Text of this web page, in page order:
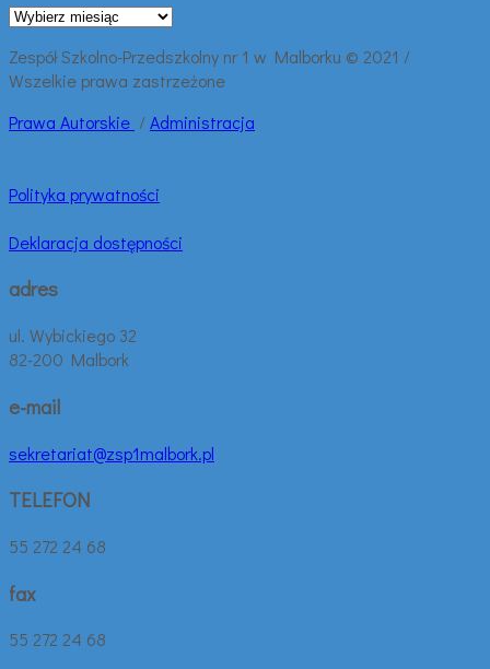
Archiwalne
Zespół Szkolno-Przedszkolny nr 1 w Malborku © 2021 /
Wszelkie prawa zastrzeżone
Prawa Autorskie /Administracja
Polityka prywatności
Deklaracja dostępności
adres
ul. Wybickiego 32
82-200 Malbork
e-mail
sekretariat@zsp1malbork.pl
TELEFON
55 272 24 68
fax
55 272 24 68